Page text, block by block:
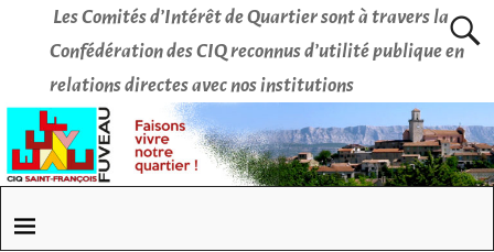
Les Comités d’Intérêt de Quartier sont à travers la
Confédération des CIQ reconnus d’utilité publique en
relations directes avec nos institutions